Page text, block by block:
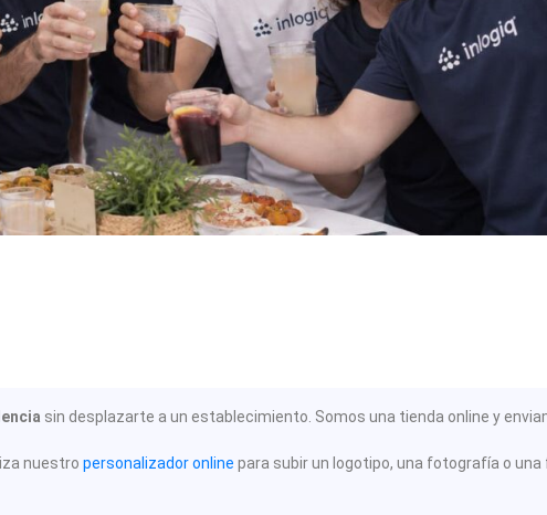
sin desplazarte a un establecimiento. Somos una tienda online y
nuestro personalizador online para subir un logotipo, una fotografía o